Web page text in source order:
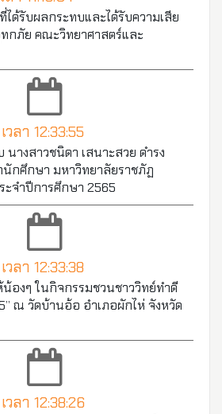
ด้รับผลกระทบและได้รับความเสีย
กภัย คณะวิทยาศาสตร์และ
ลา 12:33:55
างสาวชนิดา เสนาะสวย ดำรง
กศึกษา มหาวิทยาลัยราชภัฏ
จำปีการศึกษา 2565
ลา 12:33:38
องๆ ในกิจกรรมชวนชาววิทย์ทำดี
ณ วัดบ้านอ้อ อำเภอผักไห่ จังหวัด
ลา 12:38:26